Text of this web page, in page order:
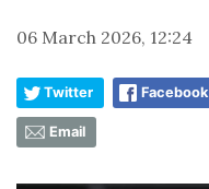
06 March 2026, 12:24
Twitter Facebook
Email